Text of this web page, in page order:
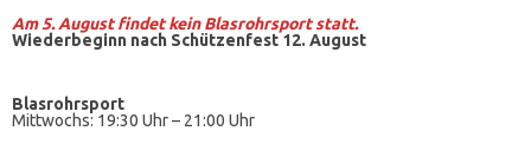
Am 5. August findet keinBlasrohrsport statt.
Wiederbeginn nach Schützenfest 12. August
Blasrohrsport
Mittwochs: 19:30 Uhr – 21:00 Uhr